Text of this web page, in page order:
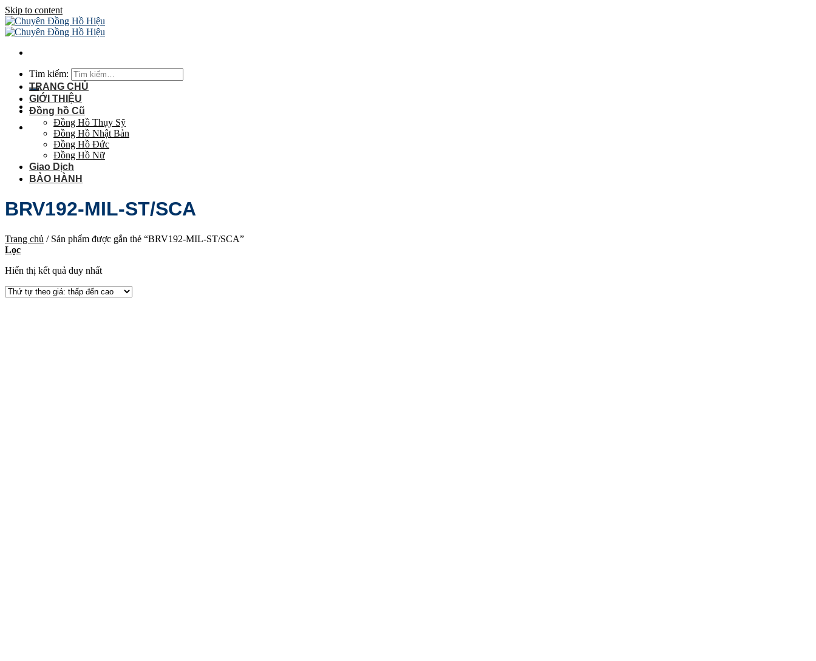
Skip to content
Tìm kiếm:
TRANG CHỦ
GIỚI THIỆU
Đồng hồ Cũ
Đồng Hồ Thụy Sỹ
Đồng Hồ Nhật Bản
Đồng Hồ Đức
Đồng Hồ Nữ
Giao Dịch
BẢO HÀNH
BRV192-MIL-ST/SCA
Trang chủ /Sản phẩm được gắn thẻ “BRV192-MIL-ST/SCA”
Lọc
Hiển thị kết quả duy nhất